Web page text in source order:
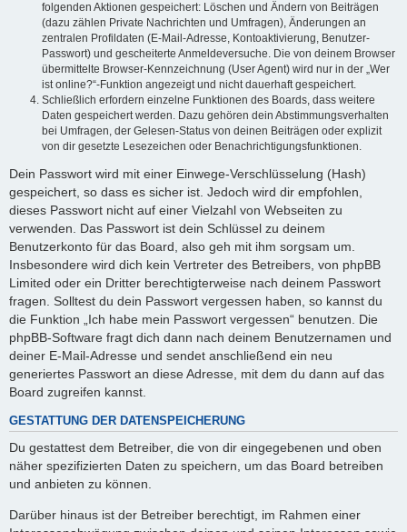
folgenden Aktionen gespeichert: Löschen und Ändern von Beiträgen
(dazu zählen Private Nachrichten und Umfragen), Änderungen an
zentralen Profildaten (E-Mail-Adresse, Kontoaktivierung, Benutzer-
Passwort) und gescheiterte Anmeldeversuche. Die von deinem Browser
übermittelte Browser-Kennzeichnung (User Agent) wird nur in der „Wer
ist online?“-Funktion angezeigt und nicht dauerhaft gespeichert.
Schließlich erfordern einzelne Funktionen des Boards, dass weitere
Daten gespeichert werden. Dazu gehören dein Abstimmungsverhalten
bei Umfragen, der Gelesen-Status von deinen Beiträgen oder explizit
von dir gesetzte Lesezeichen oder Benachrichtigungsfunktionen.
Dein Passwort wird mit einer Einwege-Verschlüsselung (Hash)
gespeichert, so dass es sicher ist. Jedoch wird dir empfohlen,
dieses Passwort nicht auf einer Vielzahl von Webseiten zu
verwenden. Das Passwort ist dein Schlüssel zu deinem
Benutzerkonto für das Board, also geh mit ihm sorgsam um.
Insbesondere wird dich kein Vertreter des Betreibers, von phpBB
Limited oder ein Dritter berechtigterweise nach deinem Passwort
fragen. Solltest du dein Passwort vergessen haben, so kannst du
die Funktion „Ich habe mein Passwort vergessen“ benutzen. Die
phpBB-Software fragt dich dann nach deinem Benutzernamen und
deiner E-Mail-Adresse und sendet anschließend ein neu
generiertes Passwort an diese Adresse, mit dem du dann auf das
Board zugreifen kannst.
GESTATTUNG DER DATENSPEICHERUNG
Du gestattest dem Betreiber, die von dir eingegebenen und oben
näher spezifizierten Daten zu speichern, um das Board betreiben
und anbieten zu können.
Darüber hinaus ist der Betreiber berechtigt, im Rahmen einer